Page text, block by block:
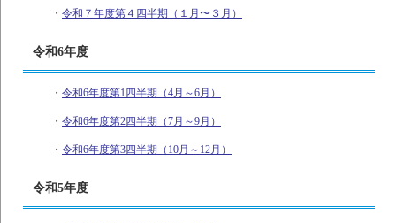
・ 令和７年度第４四半期（１月〜３月）
令和6年度
・ 令和6年度第1四半期（4月～6月）
・ 令和6年度第2四半期（7月～9月）
・ 令和6年度第3四半期（10月～12月）
令和5年度